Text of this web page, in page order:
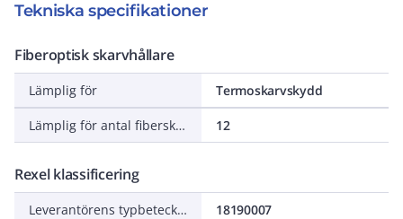
Tekniska specifikationer
Fiberoptisk skarvhållare
Lämplig för Termoskarvskydd
Lämplig för antal fiberskarvar 12
Rexel klassificering
Leverantörens typbeteckning
18190007